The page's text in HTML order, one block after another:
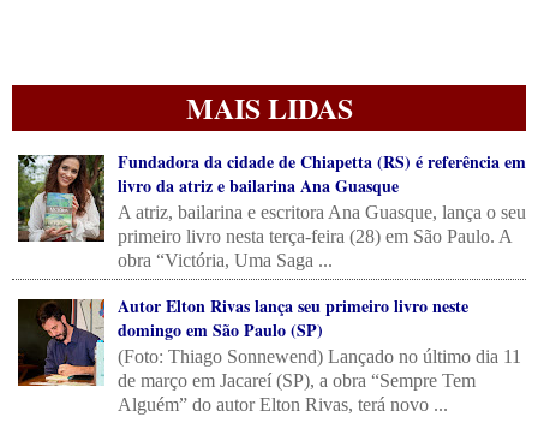
MAIS LIDAS
Fundadora da cidade de Chiapetta (RS) é referência em
livro da atriz e bailarina Ana Guasque
A atriz, bailarina e escritora Ana Guasque, lança o seu
primeiro livro nesta terça-feira (28) em São Paulo. A
obra “Victória, Uma Saga ...
Autor Elton Rivas lança seu primeiro livro neste
domingo em São Paulo (SP)
(Foto: Thiago Sonnewend) Lançado no último dia 11
de março em Jacareí (SP), a obra “Sempre Tem
Alguém” do autor Elton Rivas, terá novo ...